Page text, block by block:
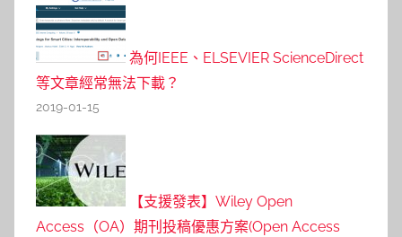
為何IEEE、ELSEVIER ScienceDirect
等文章經常無法下載？
2019-01-15
【支援發表】Wiley Open
Access（OA）期刊投稿優惠方案(Open Access